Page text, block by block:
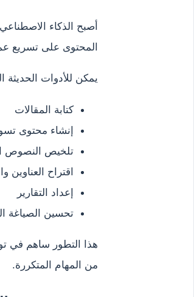
أصبح الذكاء
المحتوى على تسريع
يمكن للأدوات
كتابة المقالات
إنشاء محتوى
تلخيص النصوص
اقتراح العناوين
إعداد التقارير
تحسين الصياغة
هذا التطور ساهم في
من المهام المتكررة.